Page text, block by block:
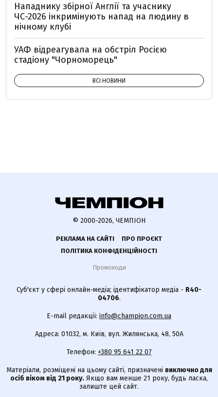
Нападнику збірної Англії та учаснику
ЧС-2026 інкримінують напад на людину в
нічному клубі
УАФ відреагувала на обстріл Росією
стадіону "Чорноморець"
ВСІ НОВИНИ
© 2000-2026, ЧЕМПІОН
РЕКЛАМА НА САЙТІ
ПРО ПРОЄКТ
ПОЛІТИКА КОНФІДЕНЦІЙНОСТІ
Промокоди
Суб'єкт у сфері онлайн-медіа; ідентифікатор медіа - R40-
04706.
E-mail редакції: info@champion.com.ua
Адреса: 01032, м. Київ, вул. Жилянська, 48, 50А
Телефон: +380 95 641 22 07
Матеріали, розміщені на цьому сайті, призначені виключно для
осіб віком від 21 року. Якщо вам менше 21 року, будь ласка,
залиште цей сайт.